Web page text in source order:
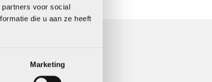
voor social
die u aan ze heeft
Marketing
professioneel advies!